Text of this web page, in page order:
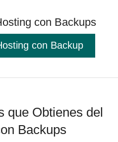
con Backups
con Backup
que Obtienes del
Backups